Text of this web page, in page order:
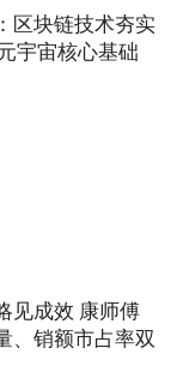
区块链技术夯实
宇宙核心基础
见成效 康师傅
、销额市占率双